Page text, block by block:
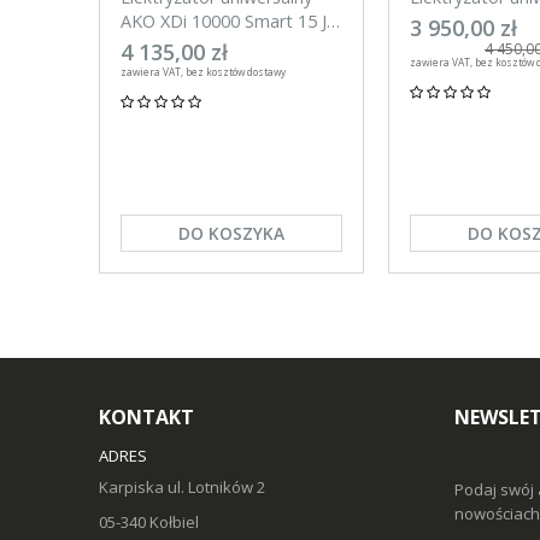
AKO XDi 10000 Smart 15 J
Aplikacja na telefon
4 135,00 zł
zawiera VAT, bez kosztów dostawy
DO KOSZYKA
AKO XDi 15000
Aplikacja na
3 950,00 zł
4
zawiera VAT, bez kosztów
DO
KONTAKT
ADRES
Karpiska ul. Lotników 2
05-340 Kołbiel
Podaj swój